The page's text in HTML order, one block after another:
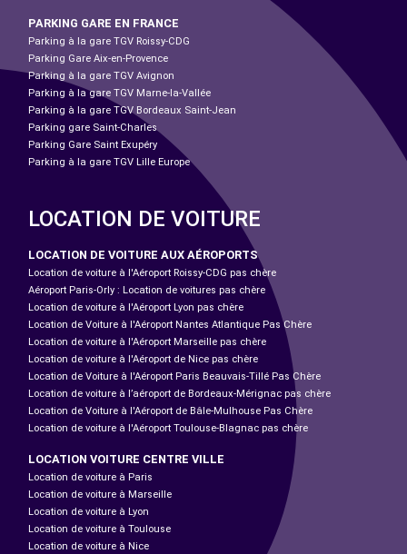
PARKING GARE EN FRANCE
Parking à la gare TGV Roissy-CDG
Parking Gare Aix-en-Provence
Parking à la gare TGV Avignon
Parking à la gare TGV Marne-la-Vallée
Parking à la gare TGV Bordeaux Saint-Jean
Parking gare Saint-Charles
Parking Gare Saint Exupéry
Parking à la gare TGV Lille Europe
LOCATION DE VOITURE
LOCATION DE VOITURE AUX AÉROPORTS
Location de voiture à l'Aéroport Roissy-CDG pas chère
Aéroport Paris-Orly : Location de voitures pas chère
Location de voiture à l'Aéroport Lyon pas chère
Location de Voiture à l'Aéroport Nantes Atlantique Pas Chère
Location de voiture à l'Aéroport Marseille pas chère
Location de voiture à l'Aéroport de Nice pas chère
Location de Voiture à l'Aéroport Paris Beauvais-Tillé Pas Chère
Location de voiture à l’aéroport de Bordeaux-Mérignac pas chère
Location de Voiture à l'Aéroport de Bâle-Mulhouse Pas Chère
Location de voiture à l'Aéroport Toulouse-Blagnac pas chère
LOCATION VOITURE CENTRE VILLE
Location de voiture à Paris
Location de voiture à Marseille
Location de voiture à Lyon
Location de voiture à Toulouse
Location de voiture à Nice